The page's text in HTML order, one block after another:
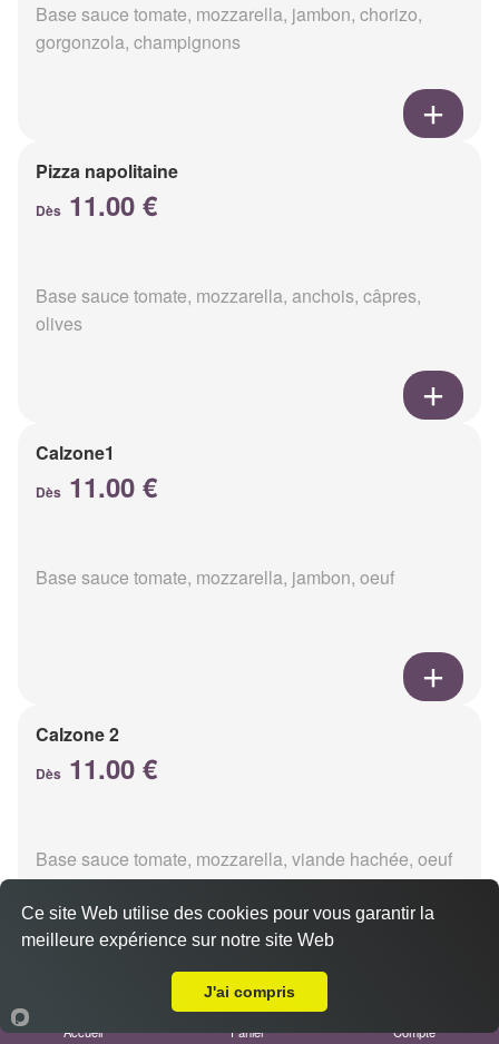
Base sauce tomate, mozzarella, jambon, chorizo,
gorgonzola, champignons
Pizza napolitaine
Dès 11.00 €
Base sauce tomate, mozzarella, anchois, câpres,
olives
Calzone1
Dès 11.00 €
Base sauce tomate, mozzarella, jambon, oeuf
Calzone 2
Dès 11.00 €
Base sauce tomate, mozzarella, viande hachée, oeuf
Accueil Panier Compte
Ce site Web utilise des cookies pour vous garantir la
meilleure expérience sur notre site Web
J'ai compris